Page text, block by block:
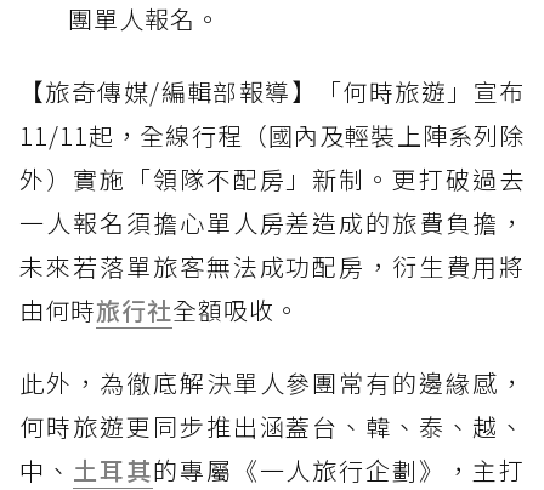
團單人報名。
【旅奇傳媒/編輯部報導】「何時旅遊」宣布
11/11起，全線行程（國內及輕裝上陣系列除
外）實施「領隊不配房」新制。更打破過去
一人報名須擔心單人房差造成的旅費負擔，
未來若落單旅客無法成功配房，衍生費用將
由何時旅行社全額吸收。
此外，為徹底解決單人參團常有的邊緣感，
何時旅遊更同步推出涵蓋台、韓、泰、越、
中、 土耳其的專屬《一人旅行企劃》，主打